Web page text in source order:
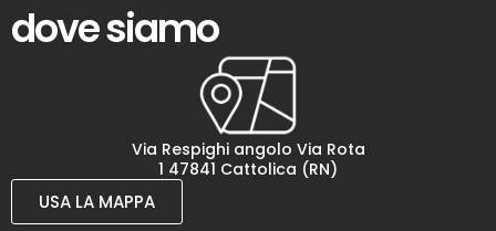
dove siamo
Via Respighi angolo Via Rota
1 47841 Cattolica (RN)
USA LA MAPPA